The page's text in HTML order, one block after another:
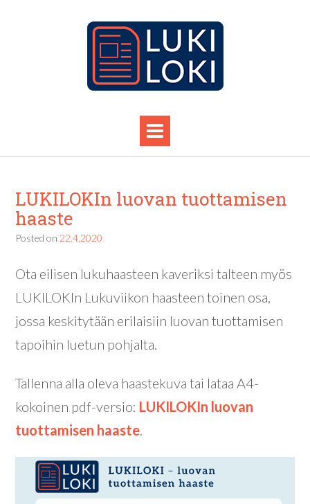
LUKILOKIn luovan tuottamisen
haaste
Posted on 22.4.2020
Ota eilisen lukuhaasteen kaveriksi talteen myös
LUKILOKIn Lukuviikon haasteen toinen osa,
jossa keskitytään erilaisiin luovan tuottamisen
tapoihin luetun pohjalta.
Tallenna alla oleva haastekuva tai lataa A4-
kokoinen pdf-versio: LUKILOKIn luovan
tuottamisen haaste.